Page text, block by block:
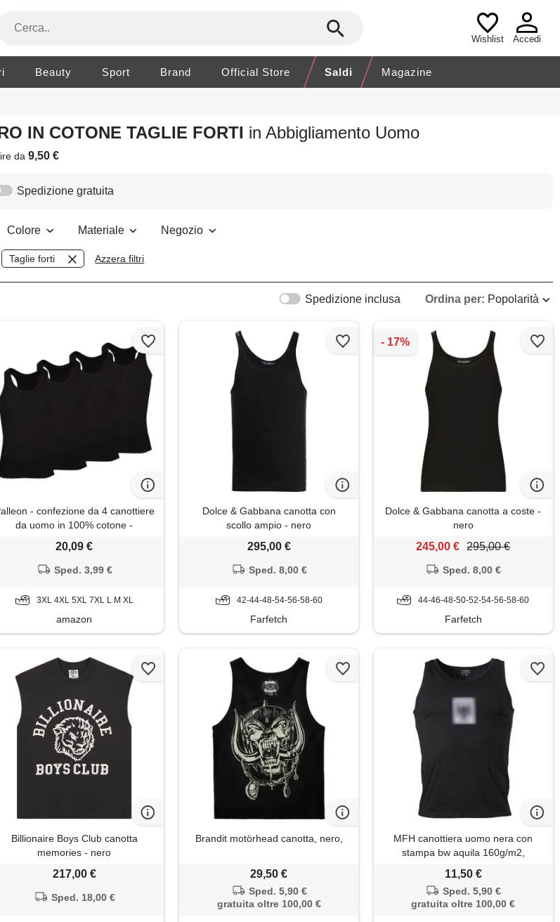
Wishlist Accedi
Beauty Sport Brand Official Store Saldi Magazine
IN COTONE TAGLIE FORTI in Abbigliamento Uomo
da9,50 €
Spedizione gratuita
Colore Materiale Negozio
Taglie forti Azzera filtri
Ordina per: Popolarità
Spedizione inclusa
- confezione da 4 canottiere
da uomo in 100% cotone -
canottiera classica da ascella, tank
top, traspirante e delicata sulla
pelle, vestibilità perfetta, nero , xl
20,09 €
Sped. 3,99 €
3XL 4XL 5XL 7XL L M XL
amazon
Dolce & Gabbana canotta con
scollo ampio - nero
295,00 €
Sped. 8,00 €
42-44-48-54-56-58-60
Farfetch
Dolce & Gabbana canotta a coste -
nero
245,00 € 295,00 €
Sped. 8,00 €
44-46-48-50-52-54-56-58-60
Farfetch
Billionaire Boys Club canotta
memories - nero
217,00 €
Sped. 18,00 €
Brandit motörhead canotta, nero,
29,50 €
Sped. 5,90 €
gratuita oltre 100,00 €
MFH canottiera uomo nera con
stampa bw aquila 160g/m2,
11,50 €
Sped. 5,90 €
gratuita oltre 100,00 €